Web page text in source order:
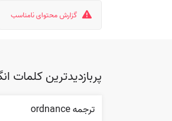
گزارش محتوای نامناسب
پربازدیدترین کلمات
ترجمه ordnance